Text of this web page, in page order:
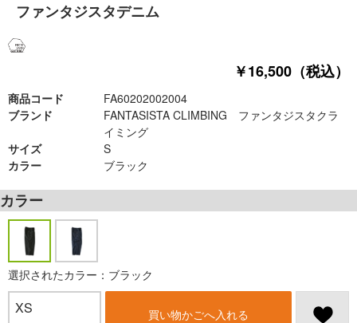
ファンタジスタデニム
￥16,500（税込）
商品コード
FA60202002004
ブランド
FANTASISTA CLIMBING ファンタジスタクラ
イミング
サイズ
S
カラー
ブラック
カラー
選択されたカラー：ブラック
XS 買い物かごへ入れる